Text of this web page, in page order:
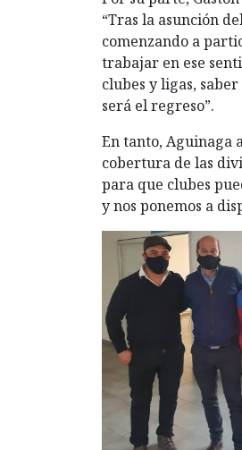
“Tras la asunción
comenzando a
trabajar en ese
clubes y ligas,
será el regreso”.
En tanto, Aguinaga
cobertura de las
para que clubes
y nos ponemos a